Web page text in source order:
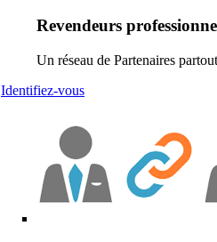
Revendeurs
Un réseau de Partenaires
Identifiez-vous